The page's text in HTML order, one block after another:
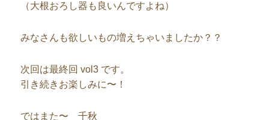
（大根おろし器も良いんですよね）
みなさんも欲しいもの増えちゃいましたか？？
次回は最終回 vol3 です。
引き続きお楽しみに〜！
ではまた〜 千秋